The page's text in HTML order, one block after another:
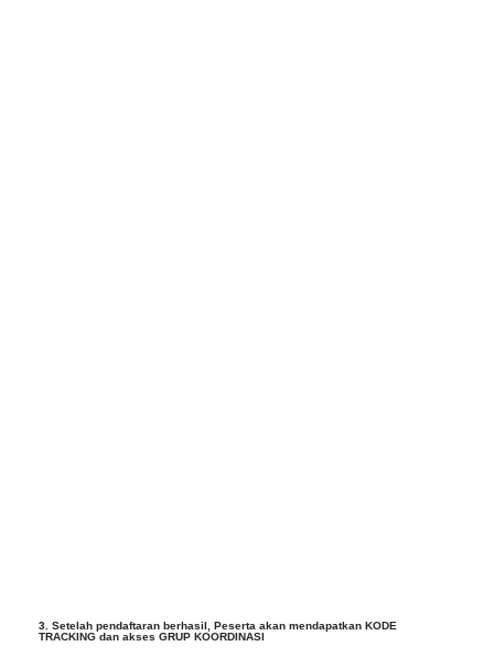
3. Setelah pendaftaran berhasil, Peserta akan mendapatkan KODE
TRACKING dan akses GRUP KOORDINASI